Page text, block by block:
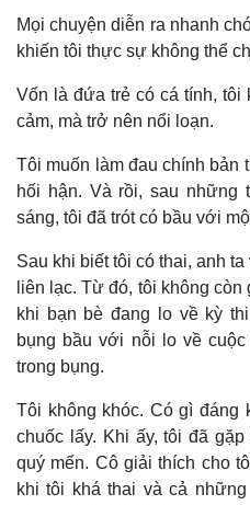
Mọi chuyện diễn ra nhanh
khiến tôi thực sự không thể
Vốn là đứa trẻ có cá tính, tôi
cảm, mà trở nên nổi loạn.
Tôi muốn làm đau chính bản
hối hận. Và rồi, sau những
sáng, tôi đã trót có bầu với
Sau khi biết tôi có thai, anh
liên lạc. Từ đó, tôi không
khi bạn bè đang lo về kỳ
bụng bầu với nỗi lo về
trong bụng.
Tôi không khóc. Có gì đáng
chuốc lấy. Khi ấy, tôi đã
quý mến. Cô giải thích cho
khi tôi khá thai và cả